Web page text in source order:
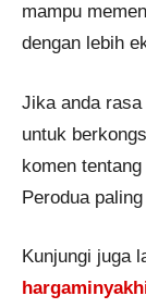
mampu
dengan lebih
Jika anda
untuk
komen
Perodua
Kunjungi juga